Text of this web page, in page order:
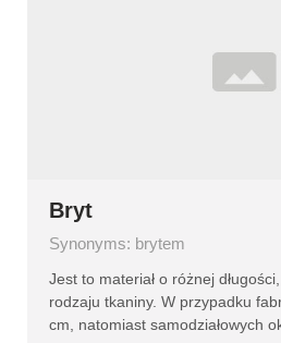
Bryt
Synonyms: brytem
Jest to materiał o różnej
rodzaju tkaniny. W przypadku
cm, natomiast samodziałowych